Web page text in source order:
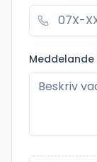
Meddelande